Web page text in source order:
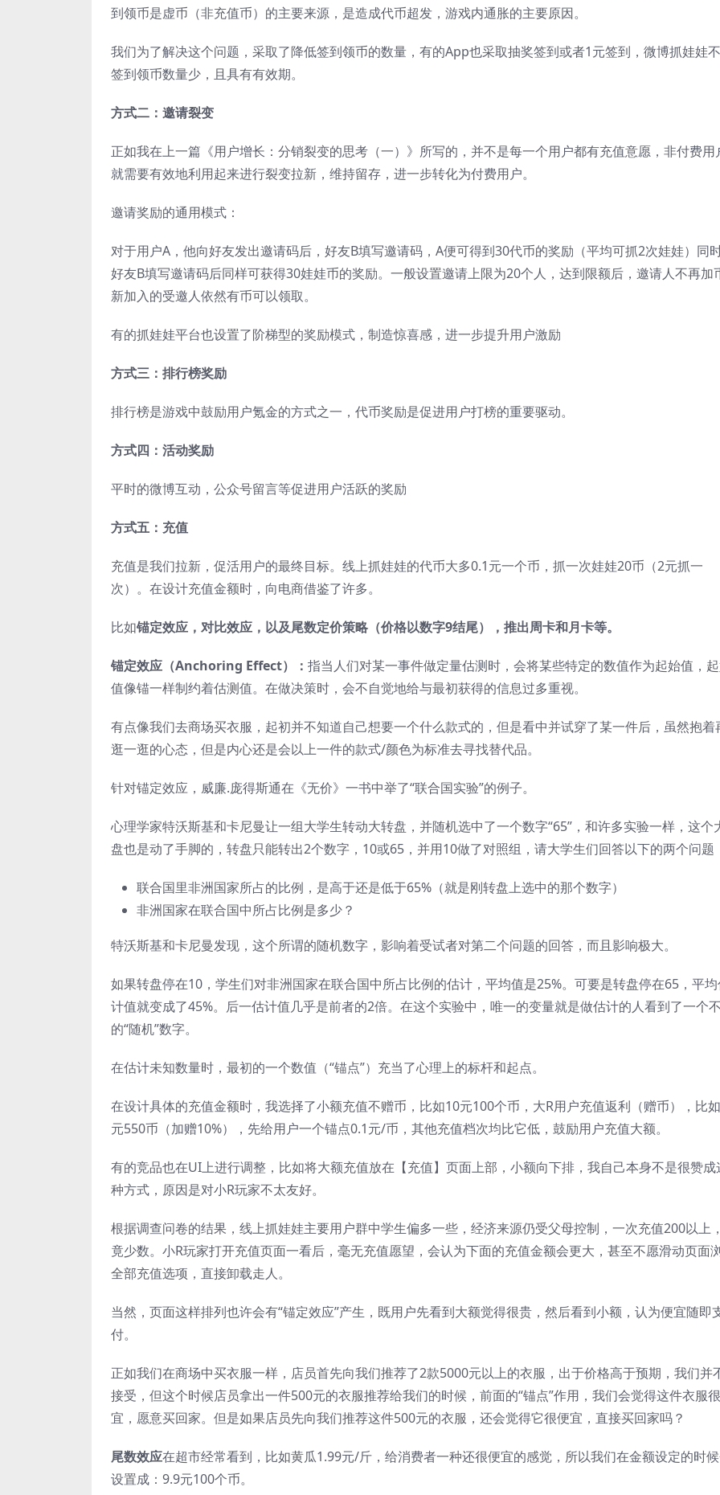
到领币是虚币（非充值币）的主要来源，是造成代币超发，游戏内通胀的主要原因。
我们为了解决这个问题，采取了降低签到领币的数量，有的App也采取抽奖签到或者1元签到，微博抓娃娃
签到领币数量少，且具有有效期。
方式二：邀请裂变
正如我在上一篇《用户增长：分销裂变的思考（一）》所写的，并不是每一个用户都有充值意愿，非付费用
就需要有效地利用起来进行裂变拉新，维持留存，进一步转化为付费用户。
邀请奖励的通用模式：
对于用户A，他向好友发出邀请码后，好友B填写邀请码，A便可得到30代币的奖励（平均可抓2次娃娃）同
好友B填写邀请码后同样可获得30娃娃币的奖励。一般设置邀请上限为20个人，达到限额后，邀请人不再加
新加入的受邀人依然有币可以领取。
有的抓娃娃平台也设置了阶梯型的奖励模式，制造惊喜感，进一步提升用户激励
方式三：排行榜奖励
排行榜是游戏中鼓励用户氪金的方式之一，代币奖励是促进用户打榜的重要驱动。
方式四：活动奖励
平时的微博互动，公众号留言等促进用户活跃的奖励
方式五：充值
充值是我们拉新，促活用户的最终目标。线上抓娃娃的代币大多0.1元一个币，抓一次娃娃20币（2元抓一
次）。在设计充值金额时，向电商借鉴了许多。
比如锚定效应，对比效应，以及尾数定价策略（价格以数字9结尾），推出周卡和月卡等。
锚定效应（Anchoring Effect）： 指当人们对某一事件做定量估测时，会将某些特定的数值作为起始值，
值像锚一样制约着估测值。在做决策时，会不自觉地给与最初获得的信息过多重视。
有点像我们去商场买衣服，起初并不知道自己想要一个什么款式的，但是看中并试穿了某一件后，虽然抱着
逛一逛的心态，但是内心还是会以上一件的款式/颜色为标准去寻找替代品。
针对锚定效应，威廉.庞得斯通在《无价》一书中举了“联合国实验”的例子。
心理学家特沃斯基和卡尼曼让一组大学生转动大转盘，并随机选中了一个数字“65”，和许多实验一样，这个
盘也是动了手脚的，转盘只能转出2个数字，10或65，并用10做了对照组，请大学生们回答以下的两个问题
联合国里非洲国家所占的比例，是高于还是低于65%（就是刚转盘上选中的那个数字）
非洲国家在联合国中所占比例是多少？
特沃斯基和卡尼曼发现，这个所谓的随机数字，影响着受试者对第二个问题的回答，而且影响极大。
如果转盘停在10，学生们对非洲国家在联合国中所占比例的估计，平均值是25%。可要是转盘停在65，平
计值就变成了45%。后一估计值几乎是前者的2倍。在这个实验中，唯一的变量就是做估计的人看到了一个
的“随机”数字。
在估计未知数量时，最初的一个数值（“锚点”）充当了心理上的标杆和起点。
在设计具体的充值金额时，我选择了小额充值不赠币，比如10元100个币，大R用户充值返利（赠币），比
元550币（加赠10%），先给用户一个锚点0.1元/币，其他充值档次均比它低，鼓励用户充值大额。
有的竞品也在UI上进行调整，比如将大额充值放在【充值】页面上部，小额向下排，我自己本身不是很赞成
种方式，原因是对小R玩家不太友好。
根据调查问卷的结果，线上抓娃娃主要用户群中学生偏多一些，经济来源仍受父母控制，一次充值200以上
竟少数。小R玩家打开充值页面一看后，毫无充值愿望，会认为下面的充值金额会更大，甚至不愿滑动页面
全部充值选项，直接卸载走人。
当然，页面这样排列也许会有“锚定效应”产生，既用户先看到大额觉得很贵，然后看到小额，认为便宜随即
付。
正如我们在商场中买衣服一样，店员首先向我们推荐了2款5000元以上的衣服，出于价格高于预期，我们并
接受，但这个时候店员拿出一件500元的衣服推荐给我们的时候，前面的“锚点”作用，我们会觉得这件衣服
宜，愿意买回家。但是如果店员先向我们推荐这件500元的衣服，还会觉得它很便宜，直接买回家吗？
尾数效应在超市经常看到，比如黄瓜1.99元/斤，给消费者一种还很便宜的感觉，所以我们在金额设定的时
设置成：9.9元100个币。